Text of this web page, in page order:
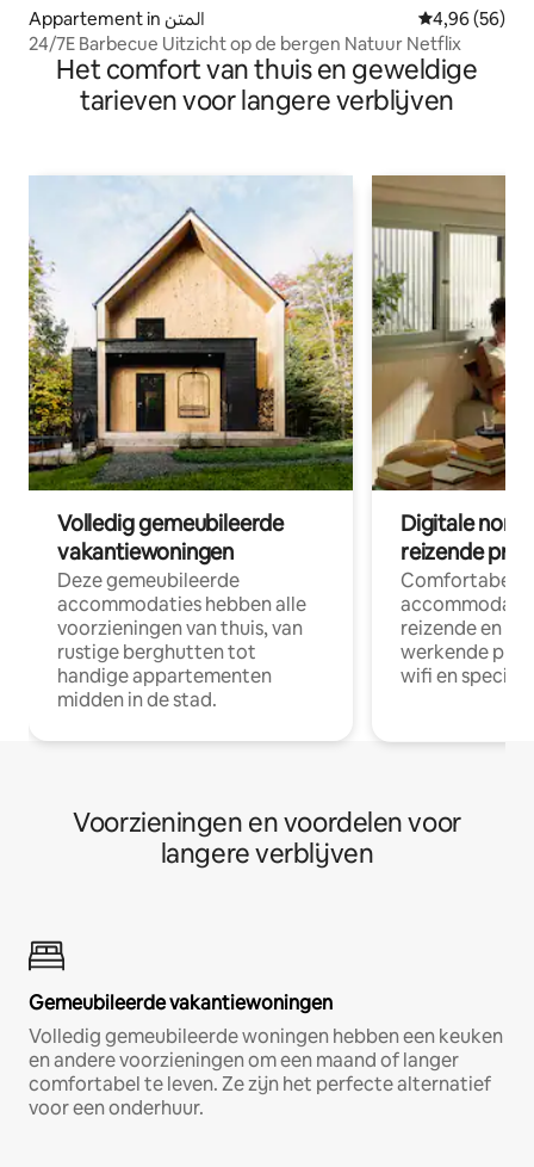
Appartement in المتن Gemiddelde
4,96 (56)
24/7E Barbecue Uitzicht op de bergen Natuur Netflix
Het comfort van thuis en geweldige
tarieven voor langere verblijven
Volledig gemeubileerde
vakantiewoningen
Deze gemeubileerde
accommodaties hebben alle
voorzieningen van thuis, van
rustige berghutten tot
handige appartementen
midden in de stad.
Digitale
reizende
Comfortabele
reizende en
werkende
wifi en
Voorzieningen en voordelen voor
langere verblijven
Gemeubileerde vakantiewoningen
Volledig gemeubileerde woningen hebben een keuken
en andere voorzieningen om een maand of langer
comfortabel te leven. Ze zijn het perfecte alternatief
voor een onderhuur.